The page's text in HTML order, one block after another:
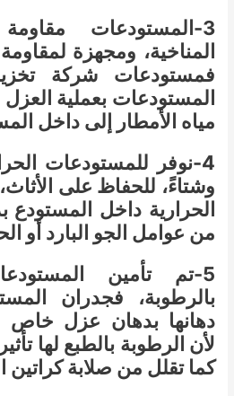
3-المستودعات
المناخية، ومجهزة
فمستودعات شركة
المستودعات بعملية
مياه الأمطار إلى داخل
4-نوفر للمستودعات
وشتاءً، للحفاظ على
الحرارية داخل المستودع
من عوامل الجو البارد أو
5-تم تأمين
بالرطوبة، فجدران
دهانها بدهان عزل خاص
لأن الرطوبة بالطبع لها
كما تقلل من صلابة كراتين